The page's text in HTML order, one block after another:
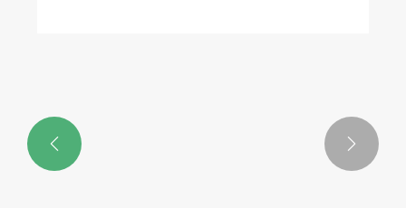
Le caratteristiche della ciotola di plastica.
 